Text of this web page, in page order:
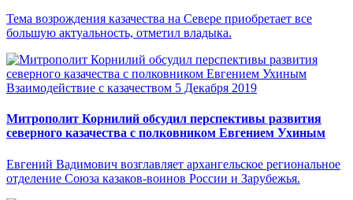
Тема возрождения казачества на Севере приобретает все
большую актуальность, отметил владыка.
Взаимодействие с казачеством 5 Декабря 2019
Митрополит Корнилий обсудил перспективы развития
северного казачества с полковником Евгением Ухиным
Евгений Вадимович возглавляет архангельское региональное
отделение Союза казаков-воинов России и Зарубежья.